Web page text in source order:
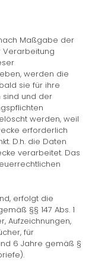
Maßgabe der
Verarbeitung
werden die
sie für ihre
sind und der
werden, weil
erforderlich
D.h. die Daten
verarbeitet. Das
erfolgt die
§§ 147 Abs. 1
Aufzeichnungen,
für
6 Jahre gemäß §